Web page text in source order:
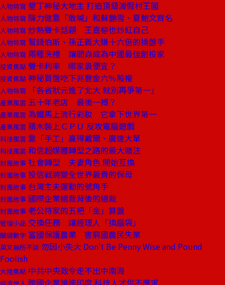
人物特寫 墾丁神秘大地主 打造頂級渡假村王國
人物特寫 陳力健靠「敢喊」和蘇艷雪、夏鮑文齊名
人物特寫 炒熱雙卡話題 王嘉樞也炒紅自己
人物特寫 幫錢伯斯、孫正義大賺十六倍的操盤手
人物特寫 兩種洗禮 讓閻焱成為中國最佳創投家
投資焦點 雙卡利率 哪家最便宜？
投資焦點 神秘買盤吃下兆豐金六％股權
人物特寫 「各省狀元進了北大 就別再爭第一」
產業風雲 五十年老店 最後一搏？
產業風雲 為鐵馬上流行彩妝 它拿下世界第一
產業風雲 積木裝上ＣＰＵ 反攻電腦遊戲
科技風雲 靠「手工」贏得戴爾、廣達大單
科技風雲 和信超媒體轉型之路的最大賭注
封面故事 社會轉型 夫妻角色 開始互換
封面故事 投信戰將變全世界最貴的保母
封面故事 台灣主夫運動的號角手
封面故事 國際企業總裁背後的總裁
封面故事 老公持家的五把「金」算盤
管理小品 交換任務 讓經理人「換腦袋」
關鍵數字 富國保護農業 害窮國農民失業
英文無所不談 勿因小失大 Don't Be Penny Wise and Pound
Foolish
大陸焦點 中共中央政令走不出中南海
跨國企業搶進印度 科技人才供不應求